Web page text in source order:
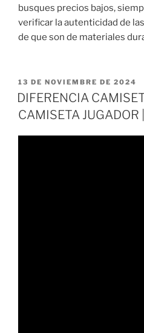
busques precios bajos,
verificar la autenticidad de
de que son de materiales
PUBLICADO
EL
13 DE NOVIEMBRE DE 2024
DIFERENCIA
CAMISETA